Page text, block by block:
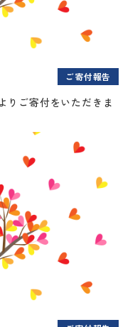
ご寄付報告
りご寄付をいただきま